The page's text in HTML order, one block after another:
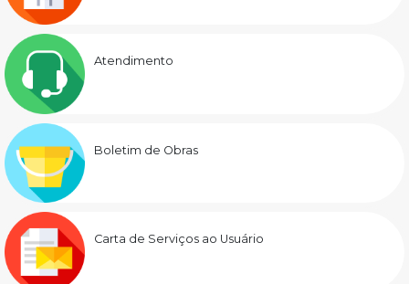
Atendimento
Boletim de Obras
Carta de Serviços ao Usuário